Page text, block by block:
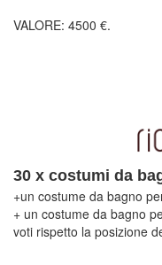
VALORE: 4500 €.
30 x costumi da
+un costume da bagno
+ un costume da bagno
voti rispetto la posizione